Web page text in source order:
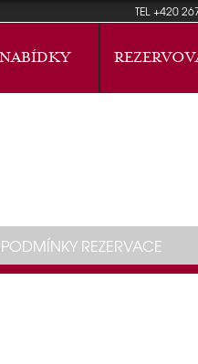
TEL+420
NABÍDKY
PODMÍNKY REZERVACE